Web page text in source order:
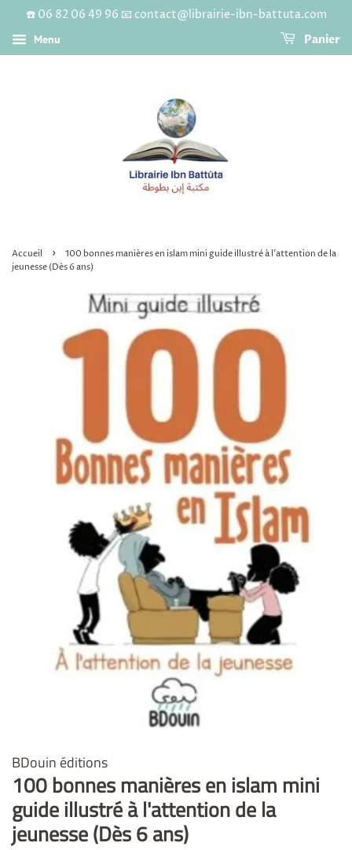
☎️ 06 82 06 49 96 📧 contact@librairie-ibn-battuta.com
Menu Panier
Accueil ›
100 bonnes manières en islam mini guide illustré à l'attention de la
jeunesse (Dès 6 ans)
BDouin éditions
100 bonnes manières en islam mini
guide illustré à l'attention de la
jeunesse (Dès 6 ans)